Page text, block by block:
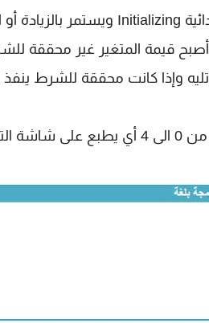
وإذا كانت محققة للشرط ينفذ
0 الى 4 ؟